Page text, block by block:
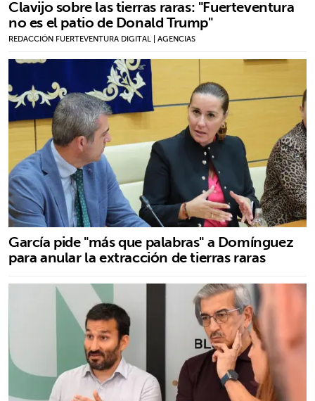
Clavijo sobre las tierras raras: "Fuerteventura
no es el patio de Donald Trump"
REDACCIÓN FUERTEVENTURA DIGITAL | AGENCIAS
García pide "más que palabras" a Domínguez
para anular la extracción de tierras raras